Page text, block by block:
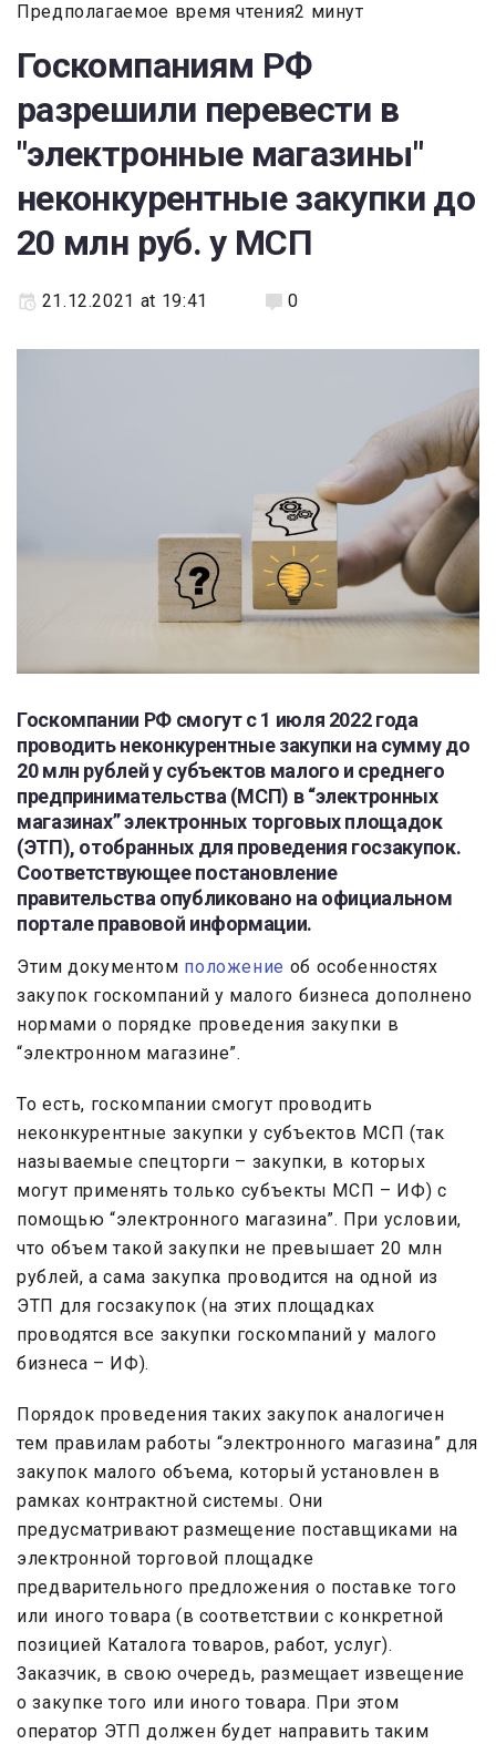
Предполагаемое время чтения2 минут
Госкомпаниям РФ
разрешили перевести в
"электронные магазины"
неконкурентные закупки до
20 млн руб. у МСП
21.12.2021 at 19:41 0
Госкомпании РФ смогут с 1 июля 2022 года
проводить неконкурентные закупки на сумму до
20 млн рублей у субъектов малого и среднего
предпринимательства (МСП) в “электронных
магазинах” электронных торговых площадок
(ЭТП), отобранных для проведения госзакупок.
Соответствующее постановление
правительства опубликовано на официальном
портале правовой информации.
Этим документом положение об особенностях
закупок госкомпаний у малого бизнеса дополнено
нормами о порядке проведения закупки в
“электронном магазине”.
То есть, госкомпании смогут проводить
неконкурентные закупки у субъектов МСП (так
называемые спецторги – закупки, в которых
могут применять только субъекты МСП – ИФ) с
помощью “электронного магазина”. При условии,
что объем такой закупки не превышает 20 млн
рублей, а сама закупка проводится на одной из
ЭТП для госзакупок (на этих площадках
проводятся все закупки госкомпаний у малого
бизнеса – ИФ).
Порядок проведения таких закупок аналогичен
тем правилам работы “электронного магазина” для
закупок малого объема, который установлен в
рамках контрактной системы. Они
предусматривают размещение поставщиками на
электронной торговой площадке
предварительного предложения о поставке того
или иного товара (в соответствии с конкретной
позицией Каталога товаров, работ, услуг).
Заказчик, в свою очередь, размещает извещение
о закупке того или иного товара. При этом
оператор ЭТП должен будет направить таким